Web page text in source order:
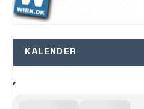
KALENDER
,